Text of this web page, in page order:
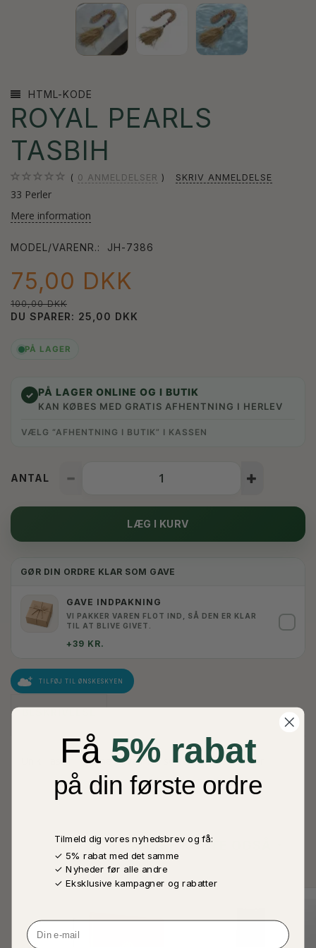
HTML-KODE
ROYAL PEARLS
TASBIH
0 ANMELDELSER SKRIV ANMELDELSE
33 Perler
Mere information
MODEL/VARENR.: JH-7386
75,00 DKK
100,00 DKK
DU SPARER: 25,00 DKK
PÅ LAGER
✓ PÅ LAGER ONLINE OG I BUTIK
KAN KØBES MED GRATIS AFHENTNING I HERLEV
VÆLG “AFHENTNING I BUTIK” I KASSEN
ANTAL
LÆG I KURV
GØR DIN ORDRE KLAR SOM GAVE
GAVE INDPAKNING
VI PAKKER VAREN FLOT IND, SÅ DEN ER KLAR
TIL AT BLIVE GIVET.
+39 KR.
TILFØJ TIL ØNSKESKYEN
Unik Tasbih i gyldne farve med sorte og røde detaljer
ANDRE KØBTE OGSÅ
Få 5% rabat
på din første ordre
Tilmeld dig vores nyhedsbrev og få:
✓ 5% rabat med det samme
✓ Nyheder før alle andre
✓ Eksklusive kampagner og rabatter
Email